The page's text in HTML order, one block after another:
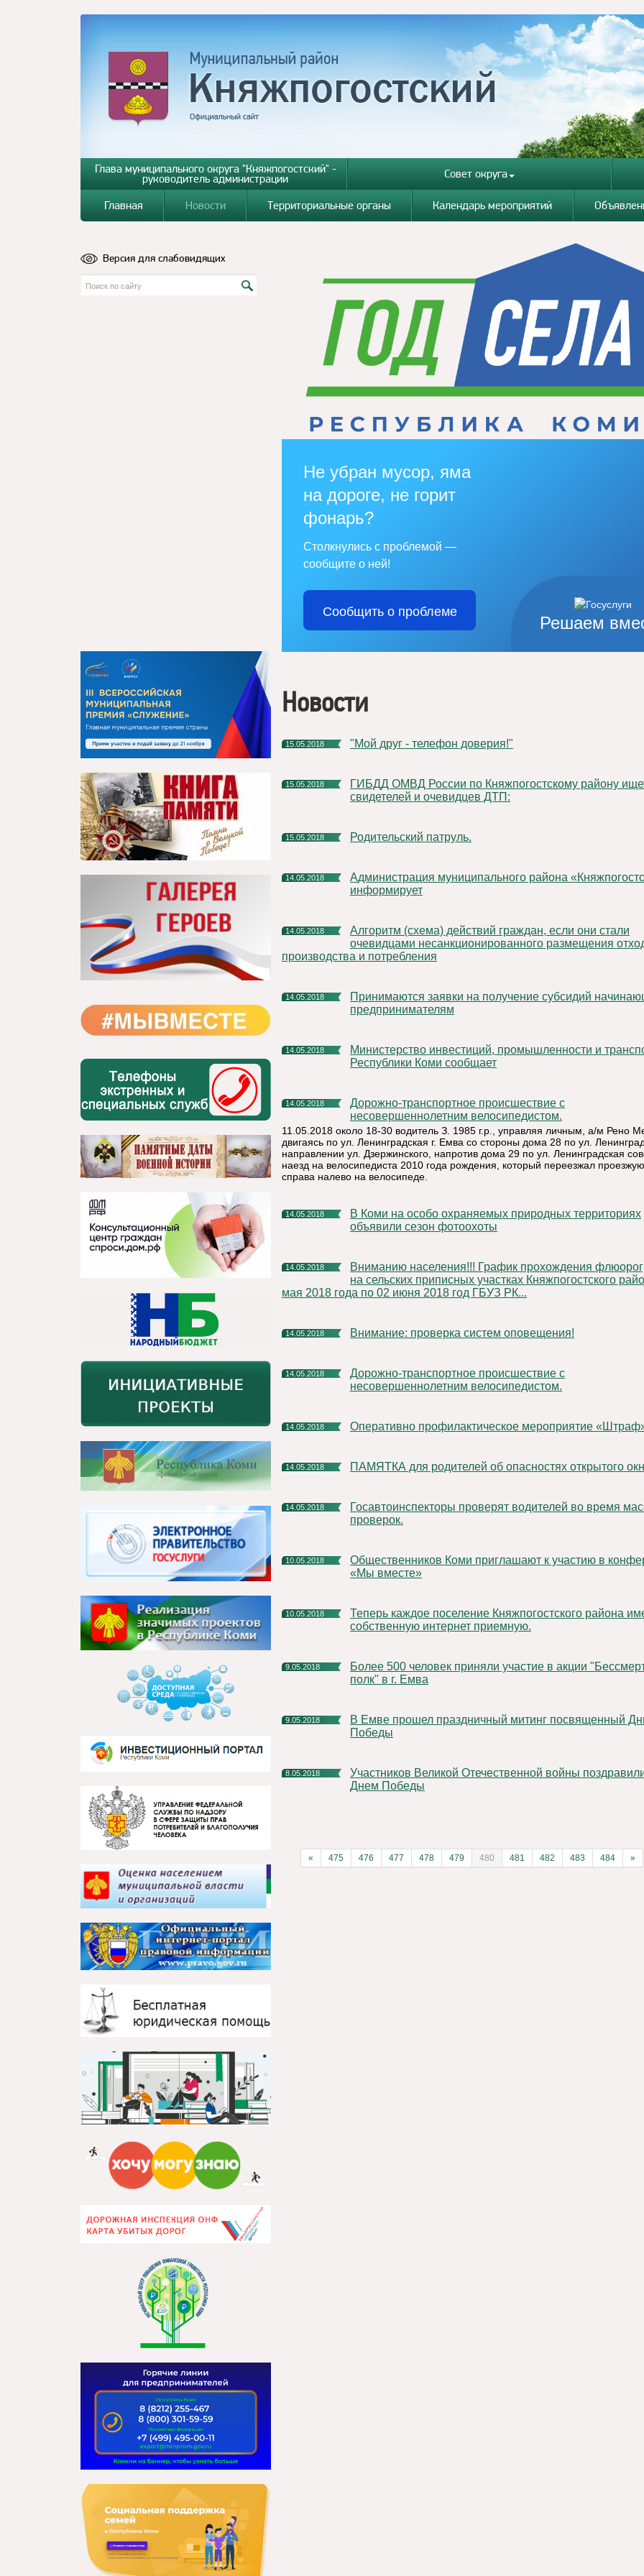
Глава муниципального округа "Княжпогостский" -
руководитель администрации Совет округа
Главная Новости Территориальные органы Календарь мероприятий
Версия для слабовидящих
Решаем
Не убран мусор, яма
на дороге, не горит
фонарь?
Столкнулись с проблемой —
сообщите о ней!
Сообщить о проблеме
Новости
15.05.2018 "Мой друг - телефон доверия!"
15.05.2018
ГИБДД ОМВД России по Княжпогостскому району ищет
свидетелей и очевидцев ДТП:
15.05.2018 Родительский патруль.
14.05.2018
Администрация муниципального района «Княжпогостский»
информирует
14.05.2018
Алгоритм (схема) действий граждан, если они стали
очевидцами несанкционированного размещения
производства и потребления
14.05.2018
Принимаются заявки на получение субсидий начинающим
предпринимателям
14.05.2018
Министерство инвестиций, промышленности и транспорта
Республики Коми сообщает
14.05.2018
Дорожно-транспортное происшествие с
несовершеннолетним велосипедистом.
11.05.2018 около 18-30 водитель З. 1985 г.р., управляя личным, а/м Рено
двигаясь по ул. Ленинградская г. Емва со стороны дома 28 по ул.
направлении ул. Дзержинского, напротив дома 29 по ул. Ленинградская
наезд на велосипедиста 2010 года рождения, который переезжал
справа налево на велосипеде.
14.05.2018
В Коми на особо охраняемых природных территориях
объявили сезон фотоохоты
14.05.2018
Вниманию населения!!! График прохождения флюорографии
на сельских приписных участках Княжпогостского
мая 2018 года по 02 июня 2018 год ГБУЗ РК...
14.05.2018 Внимание: проверка систем оповещения!
14.05.2018
Дорожно-транспортное происшествие с
несовершеннолетним велосипедистом.
14.05.2018 Оперативно профилактическое мероприятие
14.05.2018 ПАМЯТКА для родителей об опасностях открытого
14.05.2018
Госавтоинспекторы проверят водителей во время массовых
проверок.
10.05.2018
Общественников Коми приглашают к участию в конференции
«Мы вместе»
10.05.2018
Теперь каждое поселение Княжпогостского района имеет
собственную интернет приемную.
9.05.2018
Более 500 человек приняли участие в акции "Бессмертный
полк" в г. Емва
9.05.2018
В Емве прошел праздничный митинг посвященный Дню
Победы
8.05.2018
Участников Великой Отечественной войны поздравили с
Днем Победы
« 475 476 477 478 479 480 481 482 483 484 »